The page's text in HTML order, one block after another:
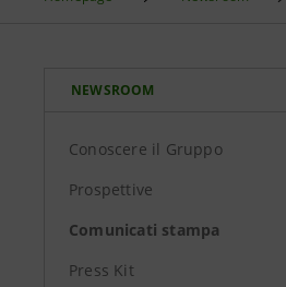
NEWSROOM
Conoscere il Gruppo
Prospettive
Comunicati stampa
Press Kit